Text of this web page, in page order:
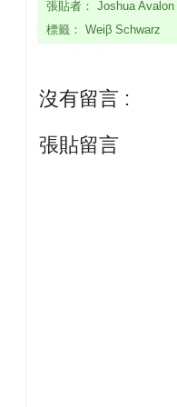
張貼者： Joshua Avalon
標籤： Weiβ Schwarz
沒有留言 :
張貼留言